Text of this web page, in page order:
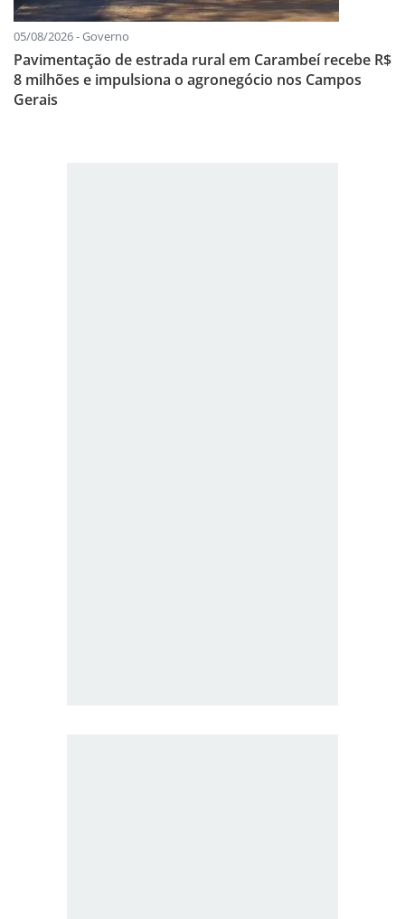
05/08/2026 - Governo
Pavimentação de estrada rural em Carambeí recebe R$
8 milhões e impulsiona o agronegócio nos Campos
Gerais